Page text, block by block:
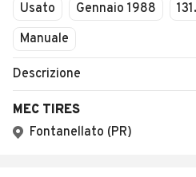
Usato Gennaio 1988
Manuale
Descrizione
MEC TIRES
Fontanellato (PR)